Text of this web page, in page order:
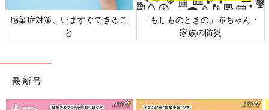
感染症対策、いますぐできるこ
と
「もしものときの」赤ちゃん・
家族の防災
最新号